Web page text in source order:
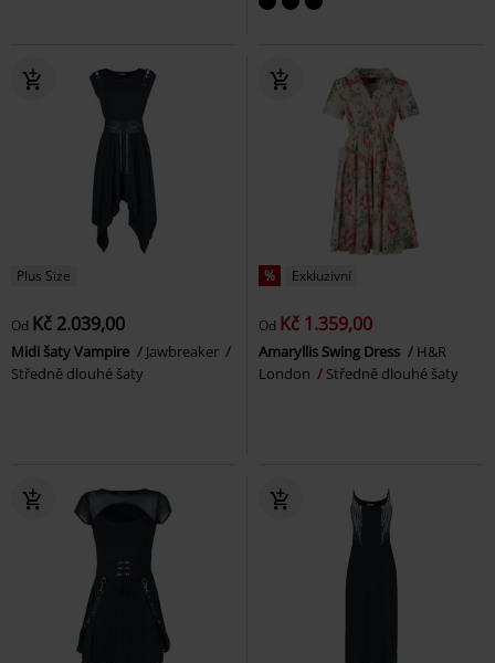
Plus Size
Od Kč 2.039,00
Midi šaty Vampire
Jawbreaker
Středně dlouhé šaty
% Exkluzivní
Od Kč 1.359,00
Amaryllis Swing Dress
H&R
London
Středně dlouhé šaty